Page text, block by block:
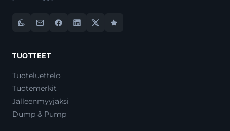
TUOTTEET
Tuoteluettelo
Tuotemerkit
Jälleenmyyjäksi
Dump & Pump